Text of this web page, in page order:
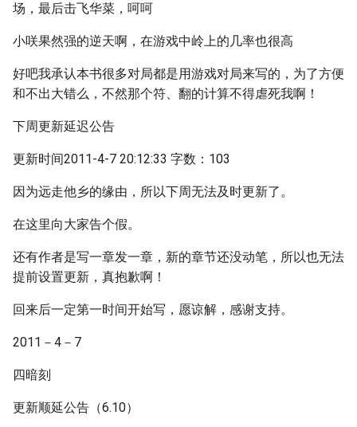
场，最后击飞华菜，呵呵
小咲果然强的逆天啊，在游戏中岭上的几率也很高
好吧我承认本书很多对局都是用游戏对局来写的，为了方便
和不出大错么，不然那个符、翻的计算不得虐死我啊！
下周更新延迟公告
更新时间2011-4-7 20:12:33 字数：103
因为远走他乡的缘由，所以下周无法及时更新了。
在这里向大家告个假。
还有作者是写一章发一章，新的章节还没动笔，所以也无法
提前设置更新，真抱歉啊！
回来后一定第一时间开始写，愿谅解，感谢支持。
2011－4－7
四暗刻
更新顺延公告（6.10）